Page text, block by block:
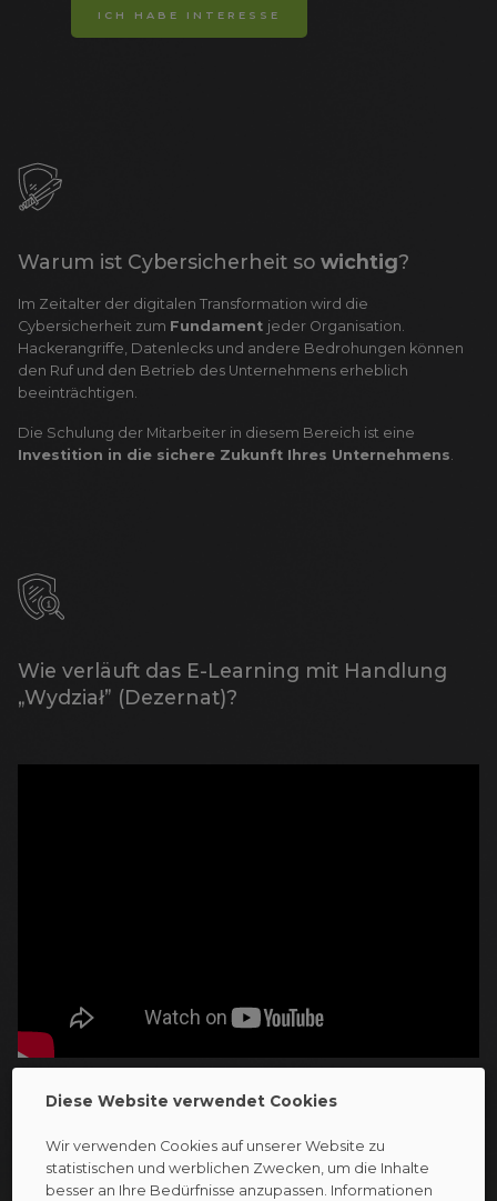
ICH HABE INTERESSE
Warum ist Cybersicherheit so wichtig?
Im Zeitalter der digitalen Transformation wird die
Cybersicherheit zum Fundament jeder Organisation.
Hackerangriffe, Datenlecks und andere Bedrohungen können
den Ruf und den Betrieb des Unternehmens erheblich
beeinträchtigen.
Die Schulung der Mitarbeiter in diesem Bereich ist eine
Investition in die sichere Zukunft Ihres Unternehmens.
Wie verläuft das E-Learning mit Handlung
„Wydział” (Dezernat)?
Diese Website verwendet Cookies
Wir verwenden Cookies auf unserer Website zu
statistischen und werblichen Zwecken, um die Inhalte
besser an Ihre Bedürfnisse anzupassen. Informationen